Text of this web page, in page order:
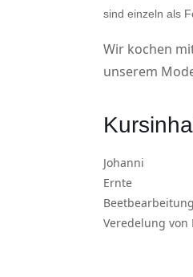
sind einzeln als
Wir kochen
unserem
Johanni
Ernte
Beetbearbeitung
Veredelung